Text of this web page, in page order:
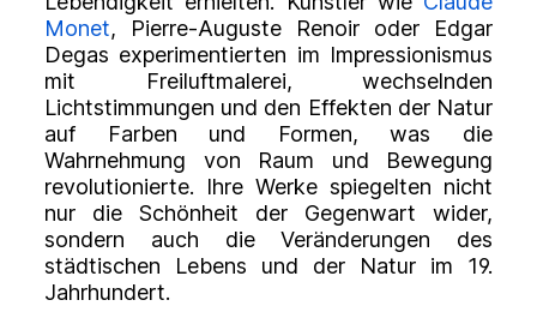
Monet, Pierre-Auguste Renoir oder Edgar
Degas experimentierten im Impressionismus
mit Freiluftmalerei, wechselnden
Lichtstimmungen und den Effekten der Natur
auf Farben und Formen, was die
Wahrnehmung von Raum und Bewegung
revolutionierte. Ihre Werke spiegelten nicht
nur die Schönheit der Gegenwart wider,
sondern auch die Veränderungen des
städtischen Lebens und der Natur im 19.
Jahrhundert.